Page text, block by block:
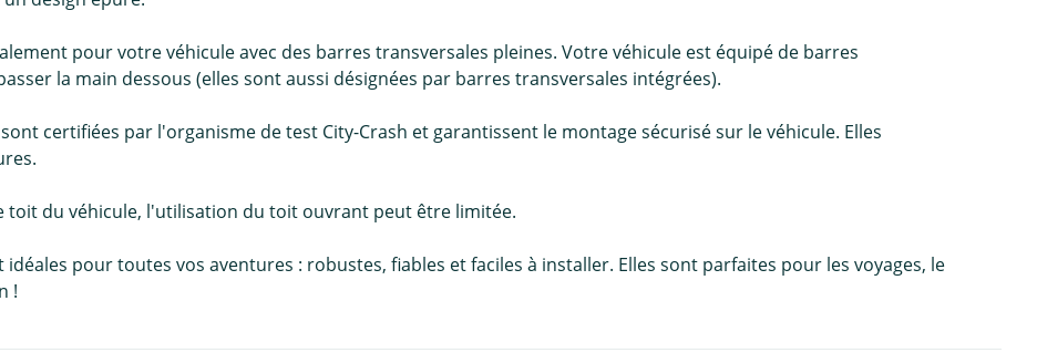
pour votre véhicule avec des barres transversales pleines. Votre véhicule est équipé de barres
la main dessous (elles sont aussi désignées par barres transversales intégrées).
certifiées par l'organisme de test City-Crash et garantissent le montage sécurisé sur le véhicule. Elles
toit du véhicule, l'utilisation du toit ouvrant peut être limitée.
pour toutes vos aventures : robustes, fiables et faciles à installer. Elles sont parfaites pour les voyages, le
!